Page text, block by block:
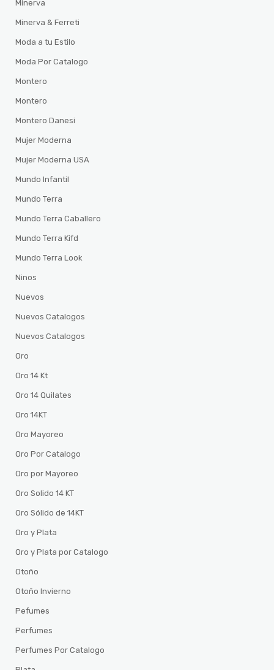
Minerva
Minerva & Ferreti
Moda a tu Estilo
Moda Por Catalogo
Montero
Montero
Montero Danesi
Mujer Moderna
Mujer Moderna USA
Mundo Infantil
Mundo Terra
Mundo Terra Caballero
Mundo Terra Kifd
Mundo Terra Look
Ninos
Nuevos
Nuevos Catalogos
Nuevos Catalogos
Oro
Oro 14 Kt
Oro 14 Quilates
Oro 14KT
Oro Mayoreo
Oro Por Catalogo
Oro por Mayoreo
Oro Solido 14 KT
Oro Sólido de 14KT
Oro y Plata
Oro y Plata por Catalogo
Otoño
Otoño Invierno
Pefumes
Perfumes
Perfumes Por Catalogo